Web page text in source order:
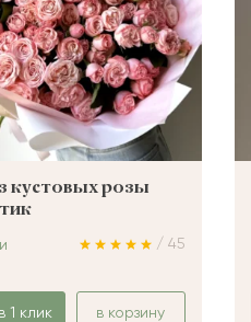
кустовых розы
/ 45
1 клик в корзину